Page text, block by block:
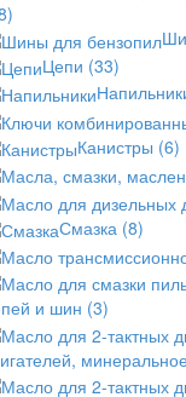
Цепи (33)
Канистры (6)
Смазка (8)
и шин (3)
минеральное